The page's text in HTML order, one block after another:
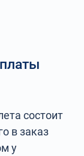
состоит
в заказ
у